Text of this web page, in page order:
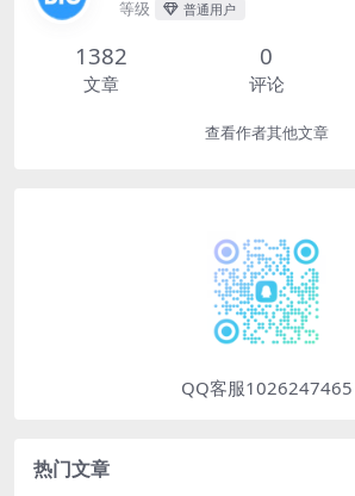
等级 普通用户
1382
文章
0
评论
查看作者其他文章
QQ客服1026247465
热门文章